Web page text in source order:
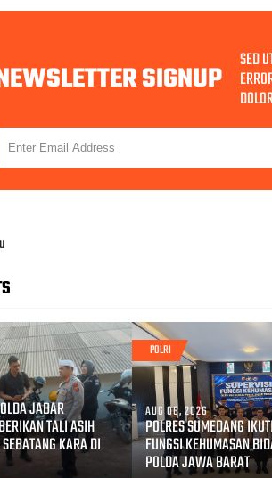
SIGNUP SED
JABAR
TALI ASIH
KARA DI
POLRI
AUG 06, 2026
POLRES SUMEDANG
FUNGSI KEHUMASAN
POLDA JAWA BARAT